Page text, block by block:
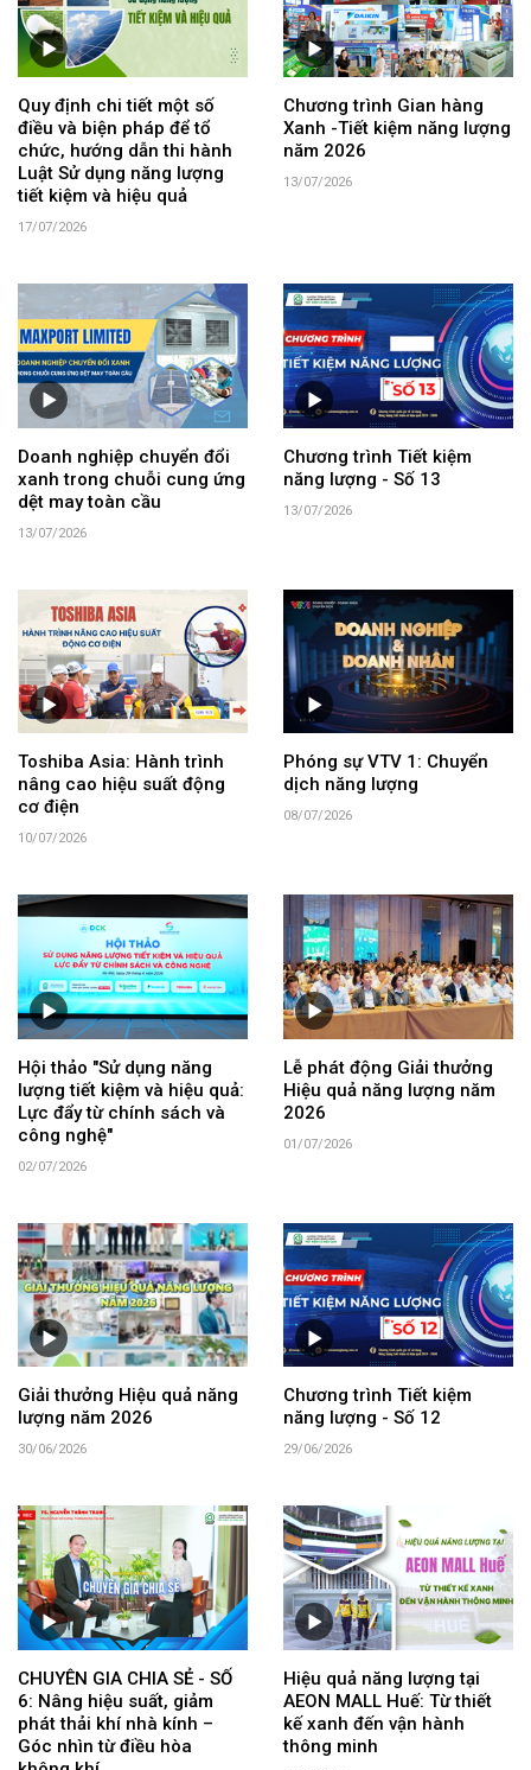
Quy định chi tiết một số
điều và biện pháp để tổ
chức, hướng dẫn thi hành
Luật Sử dụng năng lượng
tiết kiệm và hiệu quả
17/07/2026
Chương trình Gian hàng
Xanh -Tiết kiệm năng lượng
năm 2026
13/07/2026
Doanh nghiệp chuyển đổi
xanh trong chuỗi cung ứng
dệt may toàn cầu
13/07/2026
Chương trình Tiết kiệm
năng lượng - Số 13
13/07/2026
Toshiba Asia: Hành trình
nâng cao hiệu suất động
cơ điện
10/07/2026
Phóng sự VTV 1: Chuyển
dịch năng lượng
08/07/2026
Hội thảo "Sử dụng năng
lượng tiết kiệm và hiệu quả:
Lực đẩy từ chính sách và
công nghệ"
02/07/2026
Lễ phát động Giải thưởng
Hiệu quả năng lượng năm
2026
01/07/2026
Giải thưởng Hiệu quả năng
lượng năm 2026
30/06/2026
Chương trình Tiết kiệm
năng lượng - Số 12
29/06/2026
CHUYÊN GIA CHIA SẺ - SỐ
6: Nâng hiệu suất, giảm
phát thải khí nhà kính –
Góc nhìn từ điều hòa
Hiệu quả năng lượng tại
AEON MALL Huế: Từ thiết
kế xanh đến vận hành
thông minh